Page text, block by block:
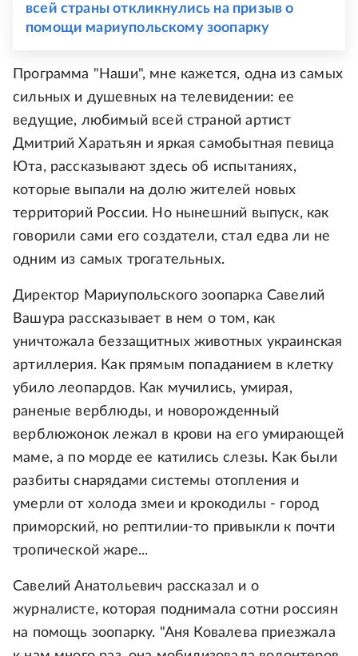
всей страны откликнулись на призыв о
помощи мариупольскому зоопарку
Программа "Наши", мне кажется, одна из самых
сильных и душевных на телевидении: ее
ведущие, любимый всей страной артист
Дмитрий Харатьян и яркая самобытная певица
Юта, рассказывают здесь об испытаниях,
которые выпали на долю жителей новых
территорий России. Но нынешний выпуск, как
говорили сами его создатели, стал едва ли не
одним из самых трогательных.
Директор Мариупольского зоопарка Савелий
Вашура рассказывает в нем о том, как
уничтожала беззащитных животных украинская
артиллерия. Как прямым попаданием в клетку
убило леопардов. Как мучились, умирая,
раненые верблюды, и новорожденный
верблюжонок лежал в крови на его умирающей
маме, а по морде ее катились слезы. Как были
разбиты снарядами системы отопления и
умерли от холода змеи и крокодилы - город
приморский, но рептилии-то привыкли к почти
тропической жаре...
Савелий Анатольевич рассказал и о
журналисте, которая поднимала сотни россиян
на помощь зоопарку. "Аня Ковалева приезжала